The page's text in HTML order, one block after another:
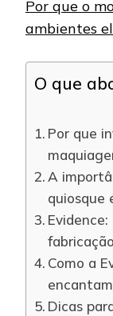
Por que o
ambientes
O que
Por que
A
quiosque
Como a
Dicas